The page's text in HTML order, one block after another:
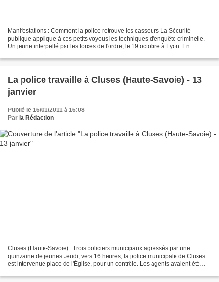
Manifestations : Comment la police retrouve les casseurs La Sécurité
publique applique à ces petits voyous les techniques d'enquête criminelle.
Un jeune interpellé par les forces de l'ordre, le 19 octobre à Lyon. En
La police travaille à Cluses (Haute-Savoie) - 13
janvier
Publié le 16/01/2011 à 16:08
Par la Rédaction
Cluses (Haute-Savoie) : Trois policiers municipaux agressés par une
quinzaine de jeunes Jeudi, vers 16 heures, la police municipale de Cluses
est intervenue place de l'Église, pour un contrôle. Les agents avaient été